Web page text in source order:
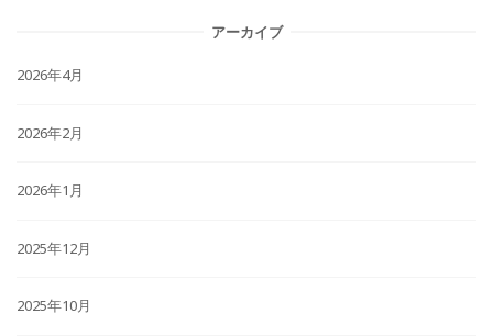
アーカイブ
2026年4月
2026年2月
2026年1月
2025年12月
2025年10月